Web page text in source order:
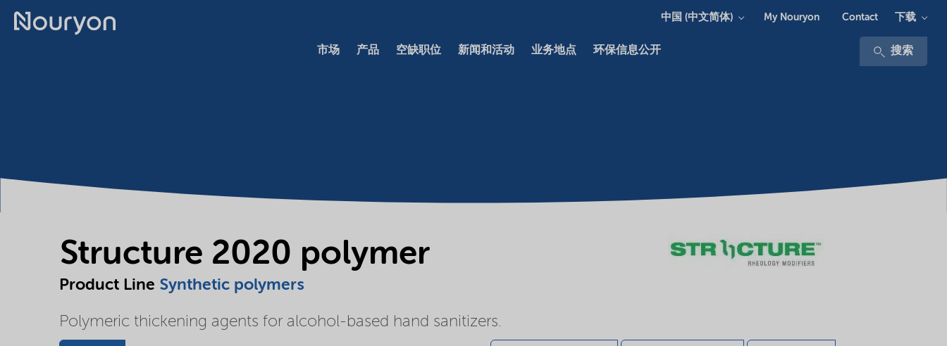
市场 产品 空缺职位 新闻和活动 业务地点 环保信息公开 搜索
中国 (中文简体) My Nouryon Contact 下载
Structure 2020 polymer
Product Line Synthetic polymers
Polymeric thickening agents for alcohol-based hand sanitizers.